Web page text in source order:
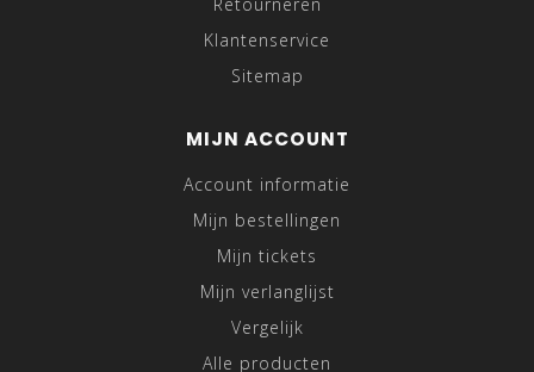
Retourneren
Klantenservice
Sitemap
MIJN ACCOUNT
Account informatie
Mijn bestellingen
Mijn tickets
Mijn verlanglijst
Vergelijk
Alle producten